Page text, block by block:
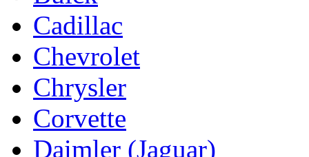
Cadillac
Chevrolet
Chrysler
Corvette
Daimler (Jaguar)